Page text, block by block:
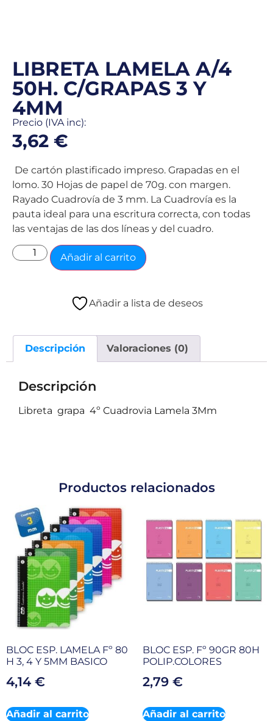
LIBRETA LAMELA A/4
50H. C/GRAPAS 3 Y
4MM
Precio (IVA inc):
3,62 €
De cartón plastificado impreso. Grapadas en el
lomo. 30 Hojas de papel de 70g. con margen.
Rayado Cuadrovía de 3 mm. La Cuadrovía es la
pauta ideal para una escritura correcta, con todas
las ventajas de las dos líneas y del cuadro.
Añadir al carrito
Añadir a lista de deseos
Descripción Valoraciones (0)
Descripción
Libreta grapa 4º Cuadrovia Lamela 3Mm
Productos relacionados
BLOC ESP. LAMELA Fº 80
H 3, 4 Y 5MM BASICO
4,14 €
Añadir al carrito
BLOC ESP. Fº 90GR 80H
POLIP.COLORES
2,79 €
Añadir al carrito